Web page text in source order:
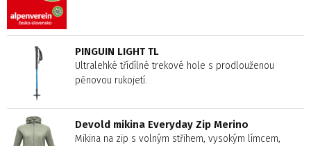
PINGUIN LIGHT TL
Ultralehké třídílné trekové hole s prodlouženou
pěnovou rukojetí.
Devold mikina Everyday Zip Merino
Mikina na zip s volným střihem, vysokým límcem,